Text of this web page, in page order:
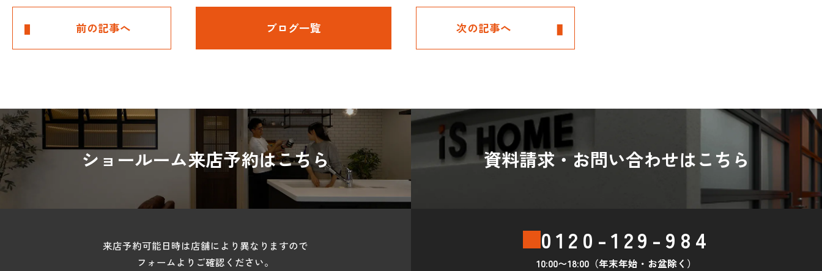
前の記事へ ブログ一覧 次の記事へ
ショールーム来店予約はこちら
来店予約可能日時は店舗により異なりますので
フォームよりご確認ください。
資料請求・お問い合わせはこちら
0120-129-984
10:00〜18:00（年末年始・お盆除く）